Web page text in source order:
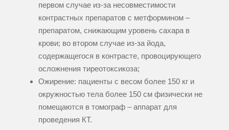
первом случае из-за несовместимости
контрастных препаратов с метформином –
препаратом, снижающим уровень сахара в
крови; во втором случае из-за йода,
содержащегося в контрасте, провоцирующего
осложнения тиреотоксикоза;
Ожирение: пациенты с весом более 150 кг и
окружностью тела более 150 см физически не
помещаются в томограф – аппарат для
проведения КТ.